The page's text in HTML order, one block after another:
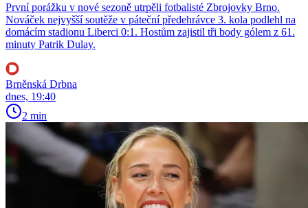
První porážku v nové sezoně utrpěli fotbalisté Zbrojovky Brno.
Nováček nejvyšší soutěže v páteční předehrávce 3. kola podlehl na
domácím stadionu Liberci 0:1. Hostům zajistil tři body gólem z 61.
minuty Patrik Dulay.
Brněnská Drbna
dnes, 19:40
2 min